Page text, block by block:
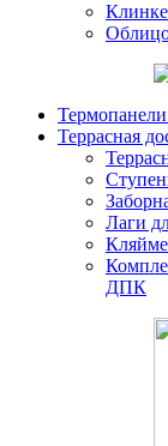
Террасная
Лаги
ДПК